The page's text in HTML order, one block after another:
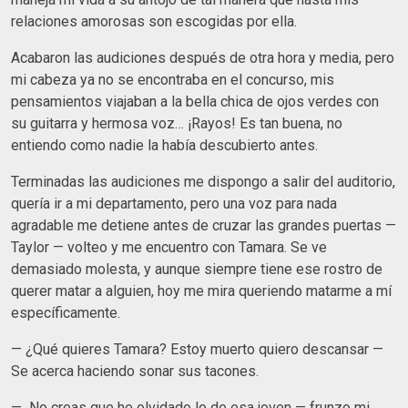
relaciones amorosas son escogidas por ella.
Acabaron las audiciones después de otra hora y media, pero
mi cabeza ya no se encontraba en el concurso, mis
pensamientos viajaban a la bella chica de ojos verdes con
su guitarra y hermosa voz… ¡Rayos! Es tan buena, no
entiendo como nadie la había descubierto antes.
Terminadas las audiciones me dispongo a salir del auditorio,
quería ir a mi departamento, pero una voz para nada
agradable me detiene antes de cruzar las grandes puertas —
Taylor — volteo y me encuentro con Tamara. Se ve
demasiado molesta, y aunque siempre tiene ese rostro de
querer matar a alguien, hoy me mira queriendo matarme a mí
específicamente.
— ¿Qué quieres Tamara? Estoy muerto quiero descansar —
Se acerca haciendo sonar sus tacones.